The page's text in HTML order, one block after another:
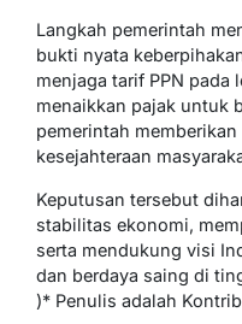
Langkah pemerintah
bukti nyata
menjaga tarif PPN pada
menaikkan pajak untuk
pemerintah
kesejahteraan
Keputusan tersebut
stabilitas ekonomi,
serta mendukung visi
dan berdaya saing di
)* Penulis adalah